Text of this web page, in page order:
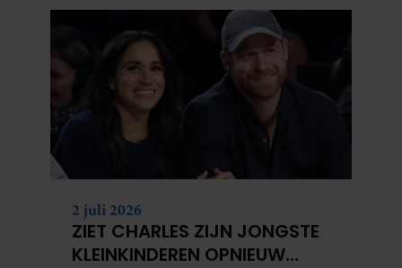
2 juli 2026
ZIET CHARLES ZIJN JONGSTE
KLEINKINDEREN OPNIEUW